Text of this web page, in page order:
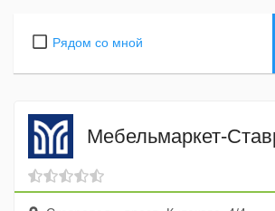
Рядом со мной
Мебельмаркет-